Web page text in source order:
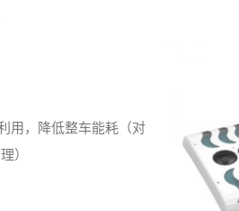
用，降低整车能耗（对
）